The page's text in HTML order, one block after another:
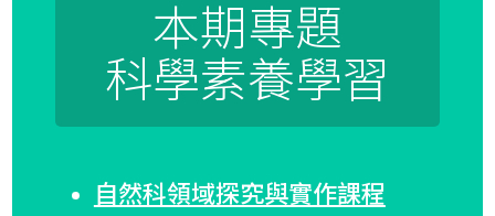
本期專題
科學素養學習
自然科領域探究與實作課程